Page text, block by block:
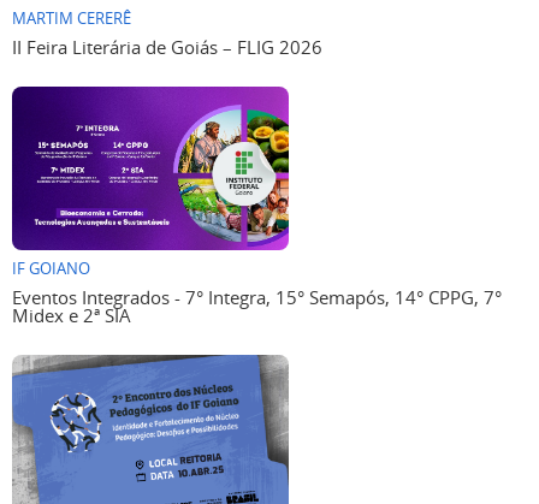
II Feira Literária de Goiás – FLIG 2026
IF GOIANO
Eventos Integrados - 7° Integra, 15° Semapós, 14° CPPG, 7°
Midex e 2ª SIA